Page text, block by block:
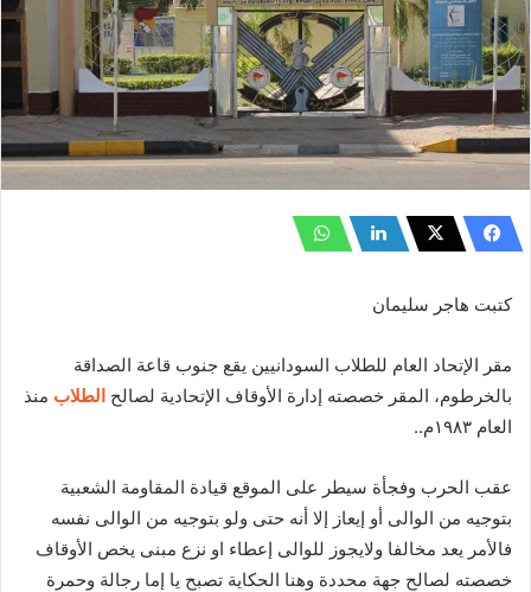
كتبت هاجر سليمان
مقر الإتحاد العام للطلاب السودانيين يقع جنوب قاعة الصداقة
بالخرطوم، المقر خصصته إدارة الأوقاف الإتحادية لصالح الطلاب منذ
العام ١٩٨٣م..
عقب الحرب وفجأة سيطر على الموقع قيادة المقاومة الشعبية
بتوجيه من الوالى أو إيعاز إلا أنه حتى ولو بتوجيه من الوالى نفسه
فالأمر يعد مخالفا ولايجوز للوالى إعطاء او نزع مبنى يخص الأوقاف
خصصته لصالح جهة محددة وهنا الحكاية تصبح يا إما رجالة وحمرة